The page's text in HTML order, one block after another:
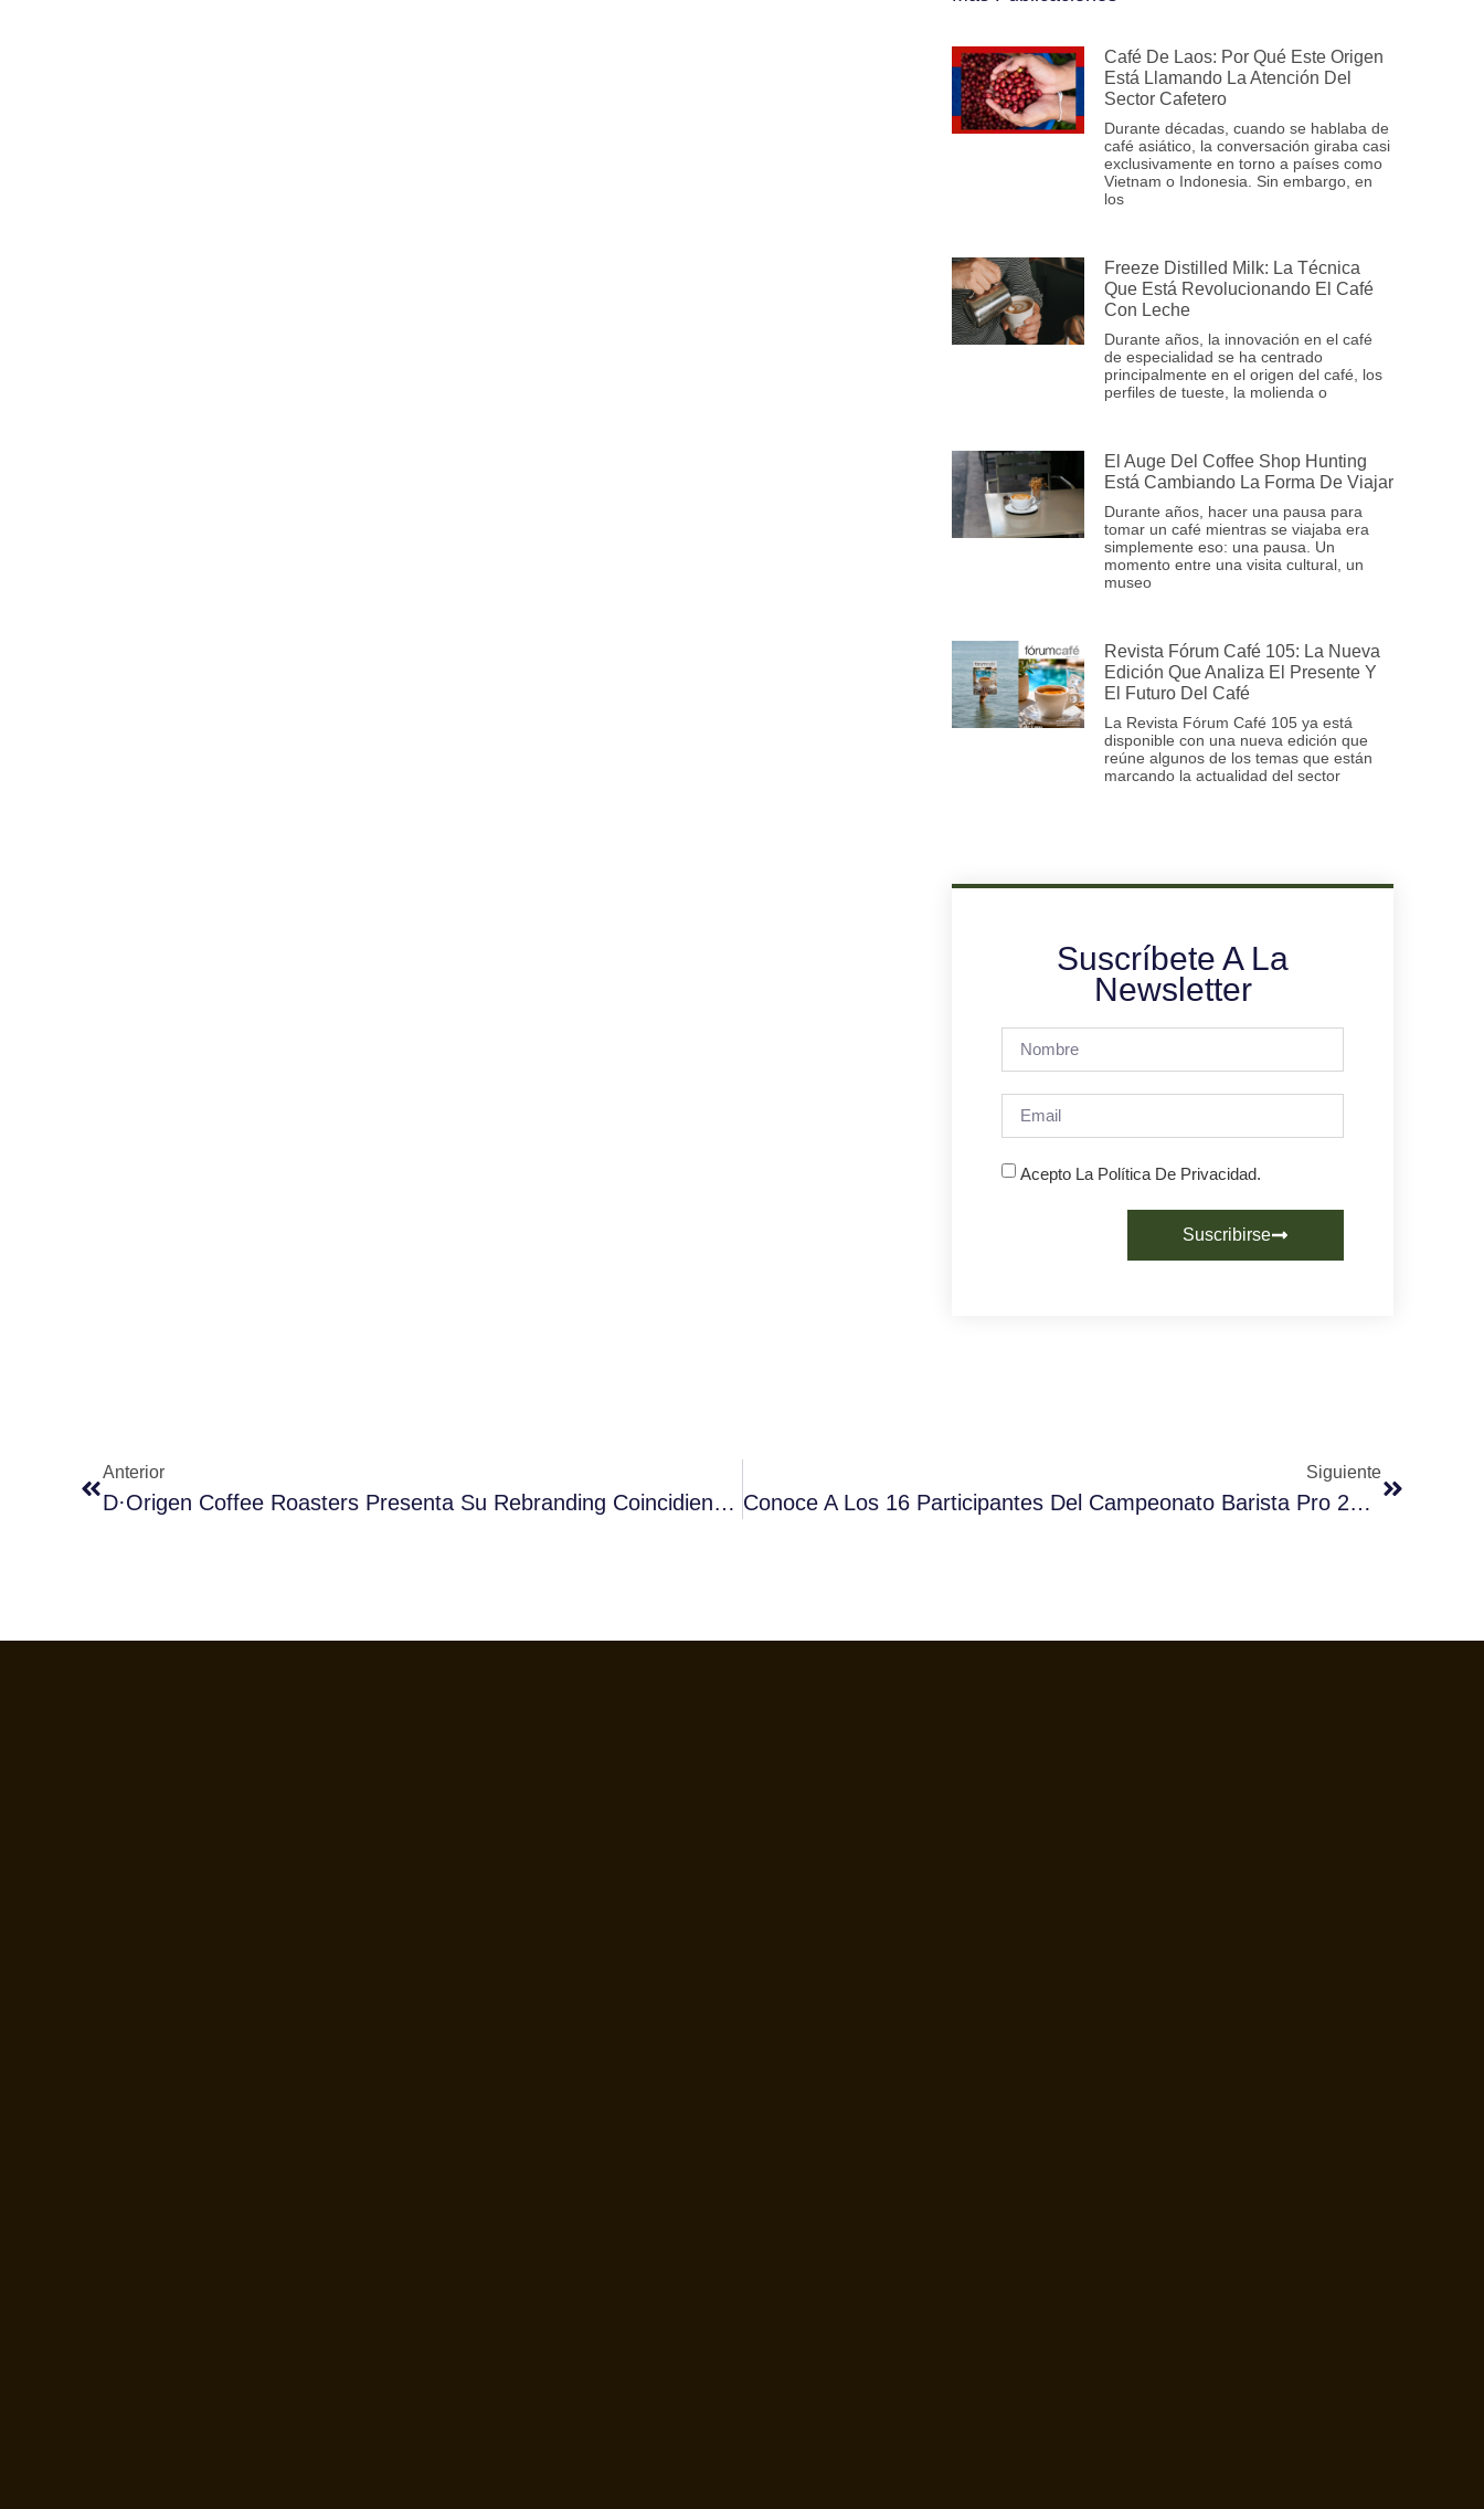
Café De Laos: Por Qué Este Origen
Está Llamando La Atención Del
Sector Cafetero
Durante décadas, cuando se hablaba de
café asiático, la conversación giraba casi
exclusivamente en torno a países como
Vietnam o Indonesia. Sin embargo, en
los
Freeze Distilled Milk: La Técnica
Que Está Revolucionando El Café
Con Leche
Durante años, la innovación en el café
de especialidad se ha centrado
principalmente en el origen del café, los
perfiles de tueste, la molienda o
El Auge Del Coffee Shop Hunting
Está Cambiando La Forma De Viajar
Durante años, hacer una pausa para
tomar un café mientras se viajaba era
simplemente eso: una pausa. Un
momento entre una visita cultural, un
museo
Revista Fórum Café 105: La Nueva
Edición Que Analiza El Presente Y
El Futuro Del Café
La Revista Fórum Café 105 ya está
disponible con una nueva edición que
reúne algunos de los temas que están
marcando la actualidad del sector
Suscríbete A La
Newsletter
Acepto La Política De Privacidad.
Suscribirse
Anterior
D·Origen Coffee Roasters Presenta Su Rebranding Coincidiendo Con Su Décimo Aniversario
Siguiente
Conoce A Los 16 Participantes Del Campeonato Barista Pro 2023